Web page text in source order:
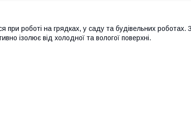
при роботі на грядках, у саду та будівельних роботах.
ізолює від холодної та вологої поверхні.